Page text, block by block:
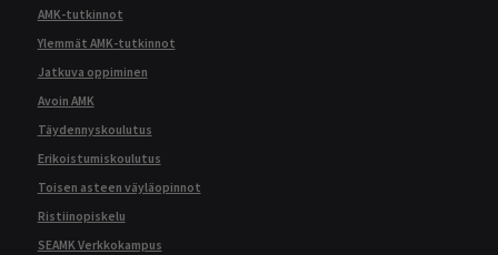
AMK-tutkinnot
Ylemmät AMK-tutkinnot
Jatkuva oppiminen
Avoin AMK
Täydennyskoulutus
Erikoistumiskoulutus
Toisen asteen väyläopinnot
Ristiinopiskelu
SEAMK Verkkokampus